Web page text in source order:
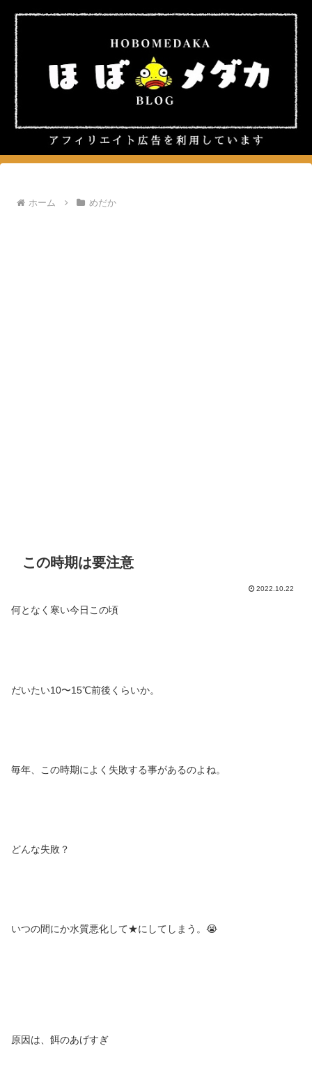
ホーム めだか
この時期は要注意
2022.10.22
何となく寒い今日この頃
だいたい10〜15℃前後くらいか。
毎年、この時期によく失敗する事があるのよね。
どんな失敗？
いつの間にか水質悪化して★にしてしまう。😭
原因は、餌のあげすぎ